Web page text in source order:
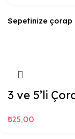
Sepetinize çorap
3 ve 5’li
₺25,00